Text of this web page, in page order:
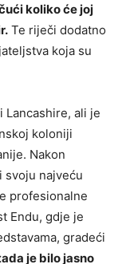
koliko će joj
Te riječi dodatno
koja su
Lancashire, ali je
koloniji
Nakon
svoju najveću
profesionalne
Endu, gdje je
gradeći
je bilo jasno